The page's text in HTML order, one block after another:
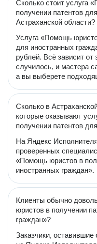
Сколько стоит услуга
получении патентов
Астраханской области?
Услуга «Помощь
для иностранных
рублей. Всё зависит от
случилось, и мастера
а вы выберете
Сколько в
которые оказывают
получении патентов
На Яндекс
проверенных
«Помощь юристов в
иностранных граждан».
Клиенты обычно
юристов в получении
граждан»?
Заказчики, оставившие